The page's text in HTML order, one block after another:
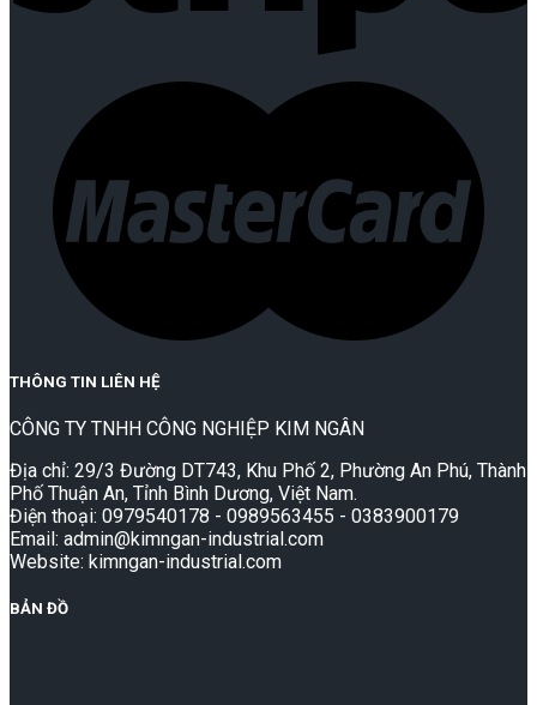
THÔNG TIN LIÊN HỆ
CÔNG TY TNHH CÔNG NGHIỆP KIM NGÂN
Địa chỉ: 29/3 Đường DT743, Khu Phố 2, Phường An Phú, Thành
Phố Thuận An, Tỉnh Bình Dương, Việt Nam.
Điện thoại: 0979540178 - 0989563455 - 0383900179
Email: admin@kimngan-industrial.com
Website: kimngan-industrial.com
BẢN ĐỒ